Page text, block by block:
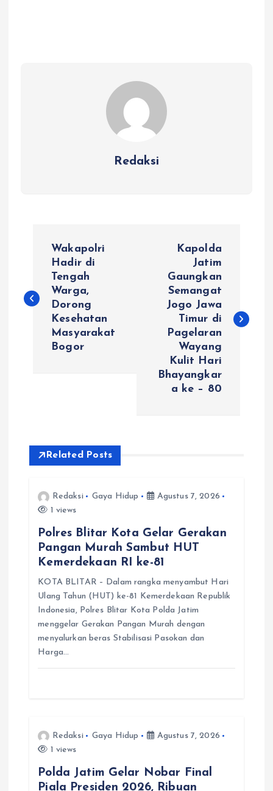
Redaksi
v
Wakapolri
Hadir di
Tengah
Warga,
Dorong
Kesehatan
Masyarakat
Bogor
Kapolda
Jatim
Gaungkan
Semangat
Jogo Jawa
Timur di
Pagelaran
Wayang
Kulit Hari
Bhayangkar
a ke – 80
Related Posts
Redaksi Gaya Hidup
Agustus 7, 2026
1 views
Polres Blitar Kota Gelar Gerakan
Pangan Murah Sambut HUT
Kemerdekaan RI ke-81
KOTA BLITAR – Dalam rangka menyambut Hari
Ulang Tahun (HUT) ke-81 Kemerdekaan Republik
Indonesia, Polres Blitar Kota Polda Jatim
menggelar Gerakan Pangan Murah dengan
menyalurkan beras Stabilisasi Pasokan dan
Harga…
Redaksi Gaya Hidup
Agustus 7, 2026
1 views
Polda Jatim Gelar Nobar Final
Piala Presiden 2026, Ribuan